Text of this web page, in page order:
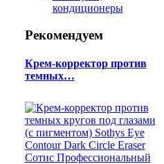
кондиционеры
Рекомендуем
Крем-корректор против
темных…